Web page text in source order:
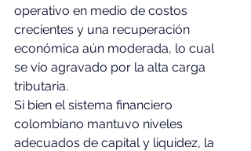
operativo en medio de costos
crecientes y una recuperación
económica aún moderada, lo cual
se vio agravado por la alta carga
tributaria.
Si bien el sistema financiero
colombiano mantuvo niveles
adecuados de capital y liquidez, la